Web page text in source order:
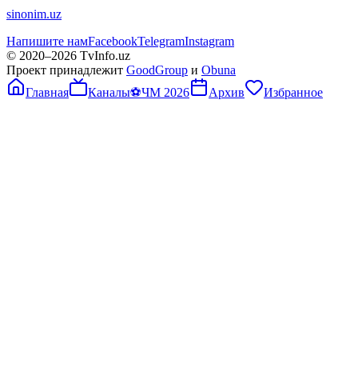
sinonim.uz
Напишите намFacebookTelegramInstagram
© 2020–2026 TvInfo.uz
Проект принадлежит GoodGroup и Obuna
Главная
Каналы⚽ЧМ 2026 Архив Избранное